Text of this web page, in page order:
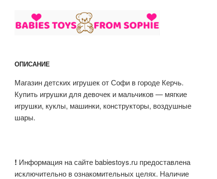
ОПИСАНИЕ
Магазин детских игрушек от Софи в городе Керчь.
Купить игрушки для девочек и мальчиков — мягкие
игрушки, куклы, машинки, конструкторы, воздушные
шары.
! Информация на сайте babiestoys.ru предоставлена
исключительно в ознакомительных целях. Наличие